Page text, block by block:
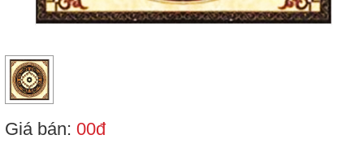
Giá bán: 00đ